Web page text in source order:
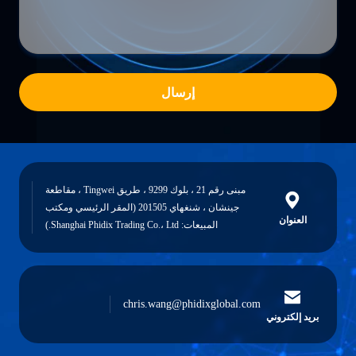
إرسال
العنوان
مبنى رقم 21 ، بلوك 9299 ، طريق Tingwei ، مقاطعة
جينشان ، شنغهاي 201505 (المقر الرئيسي ومكتب
المبيعات: Shanghai Phidix Trading Co.، Ltd.)
بريد إلكتروني
chris.wang@phidixglobal.com